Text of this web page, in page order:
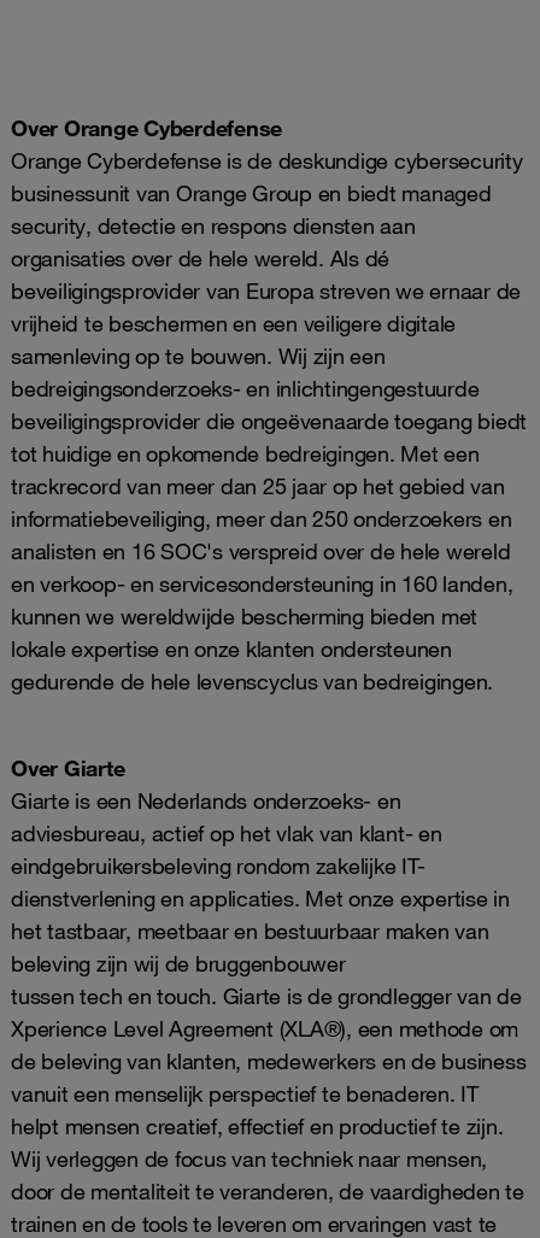
Over Orange Cyberdefense
Orange Cyberdefense is de deskundige cybersecurity
businessunit van Orange Group en biedt managed
security, detectie en respons diensten aan
organisaties over de hele wereld. Als dé
beveiligingsprovider van Europa streven we ernaar de
vrijheid te beschermen en een veiligere digitale
samenleving op te bouwen. Wij zijn een
bedreigingsonderzoeks- en inlichtingengestuurde
beveiligingsprovider die ongeëvenaarde toegang biedt
tot huidige en opkomende bedreigingen. Met een
trackrecord van meer dan 25 jaar op het gebied van
informatiebeveiliging, meer dan 250 onderzoekers en
analisten en 16 SOC's verspreid over de hele wereld
en verkoop- en servicesondersteuning in 160 landen,
kunnen we wereldwijde bescherming bieden met
lokale expertise en onze klanten ondersteunen
gedurende de hele levenscyclus van bedreigingen.
Over Giarte
Giarte is een Nederlands onderzoeks- en
adviesbureau, actief op het vlak van klant- en
eindgebruikersbeleving rondom zakelijke IT-
dienstverlening en applicaties. Met onze expertise in
het tastbaar, meetbaar en bestuurbaar maken van
beleving zijn wij de bruggenbouwer
tussen tech en touch. Giarte is de grondlegger van de
Xperience Level Agreement (XLA®), een methode om
de beleving van klanten, medewerkers en de business
vanuit een menselijk perspectief te benaderen. IT
helpt mensen creatief, effectief en productief te zijn.
Wij verleggen de focus van techniek naar mensen,
door de mentaliteit te veranderen, de vaardigheden te
trainen en de tools te leveren om ervaringen vast te